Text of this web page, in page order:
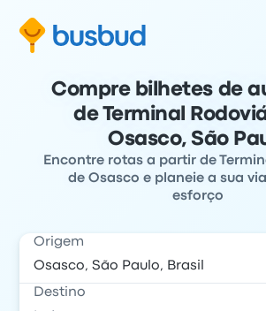
Compre bilhetes de
de Terminal
Osasco, São
Encontre rotas a partir de
de Osasco e planeie a sua
esforço
Origem
Destino